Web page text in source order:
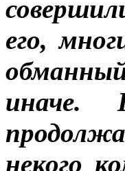
его,
иначе.
некого